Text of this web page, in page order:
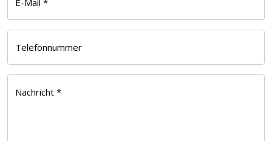
E-Mail *
Telefonnummer
Nachricht *